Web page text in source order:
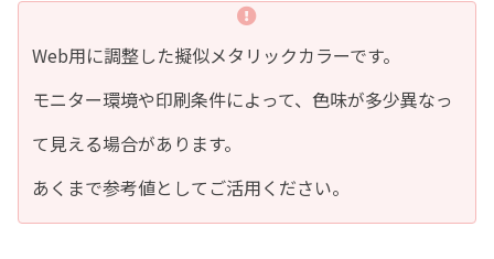
Web用に調整した擬似メタリックカラーです。
モニター環境や印刷条件によって、色味が多少異なっ
て見える場合があります。
あくまで参考値としてご活用ください。